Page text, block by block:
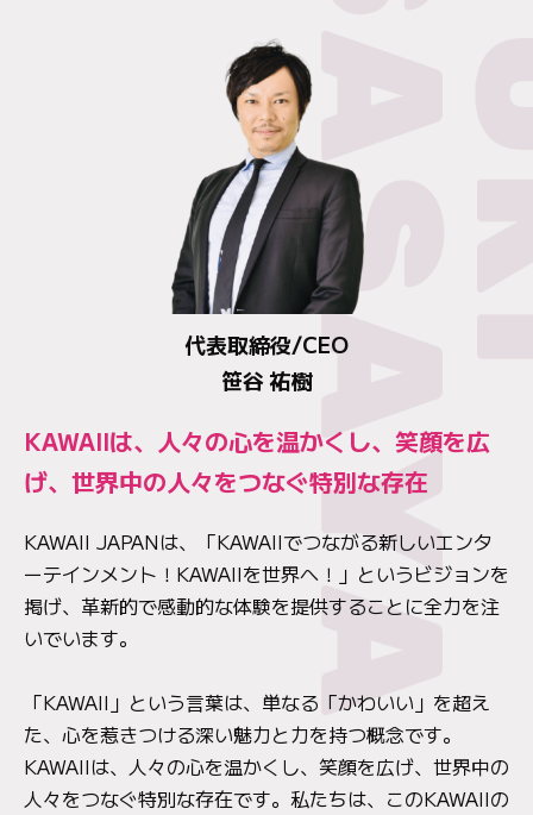
代表取締役/CEO
笹谷 祐樹
KAWAIIは、人々の心を温かくし、笑顔を広
げ、世界中の人々をつなぐ特別な存在
KAWAII JAPANは、「KAWAIIでつながる新しいエンタ
ーテインメント！KAWAIIを世界へ！」というビジョンを
掲げ、革新的で感動的な体験を提供することに全力を注
いでいます。
「KAWAII」という言葉は、単なる「かわいい」を超え
た、心を惹きつける深い魅力と力を持つ概念です。
KAWAIIは、人々の心を温かくし、笑顔を広げ、世界中の
人々をつなぐ特別な存在です。私たちは、このKAWAIIの